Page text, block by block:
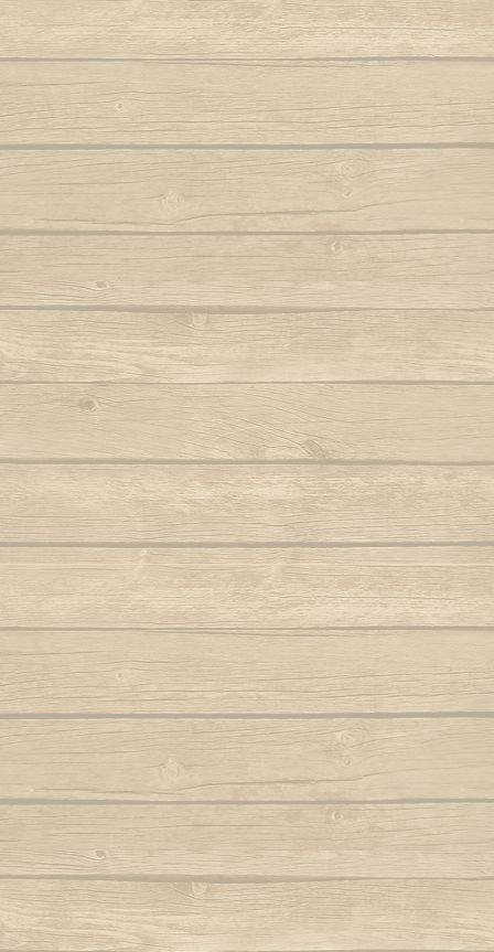
Hoje eu tava pensando em casa
Autor : Professor Pretinho
Hoje me leva o coração pra Bahia
Autor : Graduado Voador (Capoeira Nagô)
Hoje tem capoeira aiá
Autor : Instrutor Saracuru (Capoeira Brasil)
La na Bahia côco de dendê
Lembra de Bimba
Autor : Graduado Voador (Capoeira Nago)
Autor : Mestre
Vou no